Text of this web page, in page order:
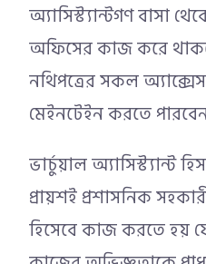
অ্যাসিস্ট্যান্টগণ বাসা
অফিসের কাজ করে
নথিপত্রের সকল
মেইনটেইন করতে
ভার্চুয়াল অ্যাসিস্ট্যান্ট
প্রায়শই প্রশাসনিক
হিসেবে কাজ করতে হয়